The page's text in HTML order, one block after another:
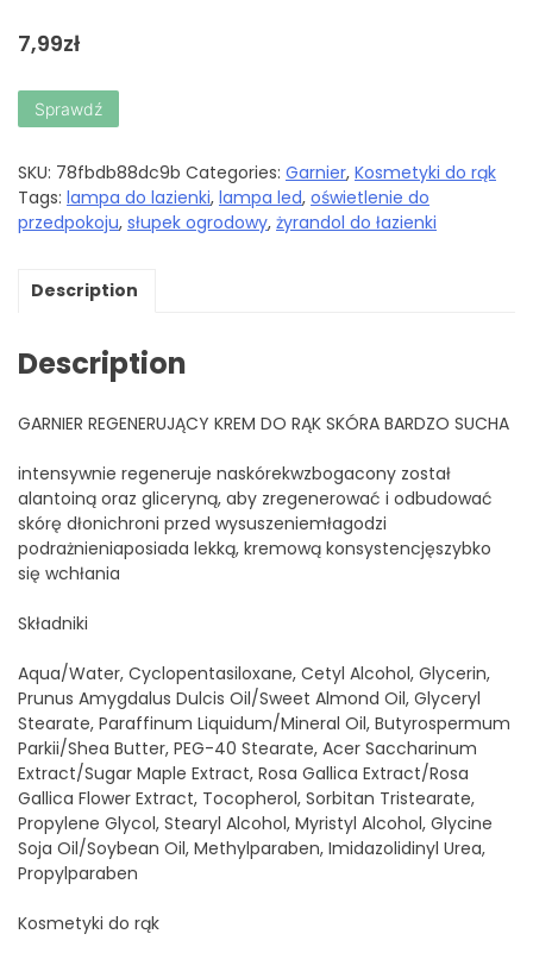
7,99zł
Sprawdź
SKU: 78fbdb88dc9b Categories: Garnier, Kosmetyki do rąk
Tags: lampa do lazienki, lampa led, oświetlenie do
przedpokoju, słupek ogrodowy, żyrandol do łazienki
Description
Description
GARNIER REGENERUJĄCY KREM DO RĄK SKÓRA BARDZO SUCHA
intensywnie regeneruje naskórekwzbogacony został
alantoiną oraz gliceryną, aby zregenerować i odbudować
skórę dłonichroni przed wysuszeniemłagodzi
podrażnieniaposiada lekką, kremową konsystencjęszybko
się wchłania
Składniki
Aqua/Water, Cyclopentasiloxane, Cetyl Alcohol, Glycerin,
Prunus Amygdalus Dulcis Oil/Sweet Almond Oil, Glyceryl
Stearate, Paraffinum Liquidum/Mineral Oil, Butyrospermum
Parkii/Shea Butter, PEG-40 Stearate, Acer Saccharinum
Extract/Sugar Maple Extract, Rosa Gallica Extract/Rosa
Gallica Flower Extract, Tocopherol, Sorbitan Tristearate,
Propylene Glycol, Stearyl Alcohol, Myristyl Alcohol, Glycine
Soja Oil/Soybean Oil, Methylparaben, Imidazolidinyl Urea,
Propylparaben
Kosmetyki do rąk